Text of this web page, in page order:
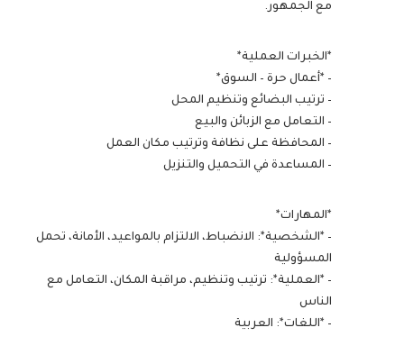
مع الجمهور.
*الخبرات العملية*
– *أعمال حرة – السوق*
– ترتيب البضائع وتنظيم المحل
– التعامل مع الزبائن والبيع
– المحافظة على نظافة وترتيب مكان العمل
– المساعدة في التحميل والتنزيل
*المهارات*
– *الشخصية*: الانضباط، الالتزام بالمواعيد، الأمانة، تحمل
المسؤولية
– *العملية*: ترتيب وتنظيم، مراقبة المكان، التعامل مع
الناس
– *اللغات*: العربية